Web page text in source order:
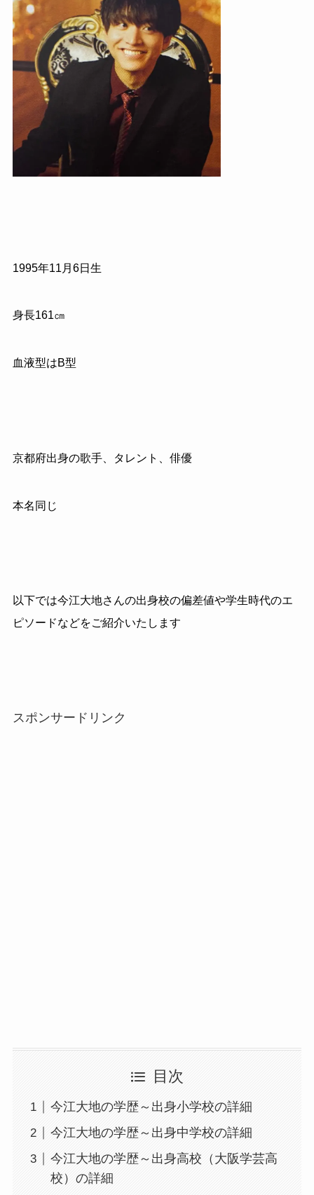
1995年11月6日生
身長161㎝
血液型はB型
京都府出身の歌手、タレント、俳優
本名同じ
以下では今江大地さんの出身校の偏差値や学生時代のエ
ピソードなどをご紹介いたします
スポンサードリンク
目次
今江大地の学歴～出身小学校の詳細
今江大地の学歴～出身中学校の詳細
今江大地の学歴～出身高校（大阪学芸高
校）の詳細